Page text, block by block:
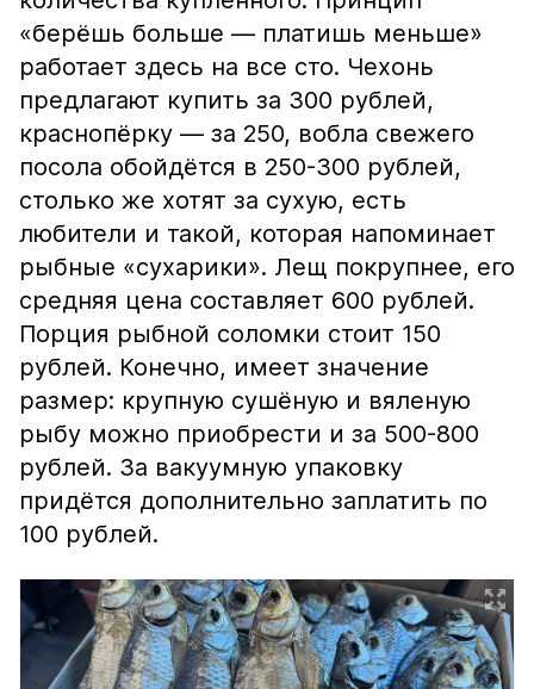
«берёшь больше — платишь меньше»
работает здесь на все сто. Чехонь
предлагают купить за 300 рублей,
краснопёрку — за 250, вобла свежего
посола обойдётся в 250-300 рублей,
столько же хотят за сухую, есть
любители и такой, которая напоминает
рыбные «сухарики». Лещ покрупнее, его
средняя цена составляет 600 рублей.
Порция рыбной соломки стоит 150
рублей. Конечно, имеет значение
размер: крупную сушёную и вяленую
рыбу можно приобрести и за 500-800
рублей. За вакуумную упаковку
придётся дополнительно заплатить по
100 рублей.